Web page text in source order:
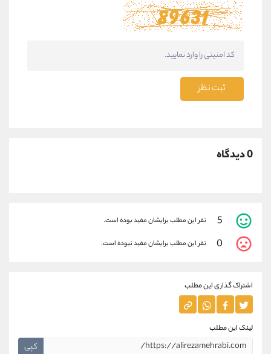
ثبت نظر
0 دیدگاه
5 نفر این مطلب برایشان مفید بوده است.
0 نفر این مطلب برایشان مفید نبوده است.
اشتراک گذاری این مطلب
لینک این مطلب
کپی